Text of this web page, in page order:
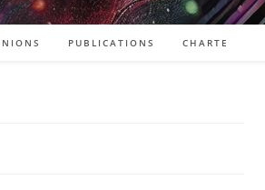
PUBLICATIONS CHARTE